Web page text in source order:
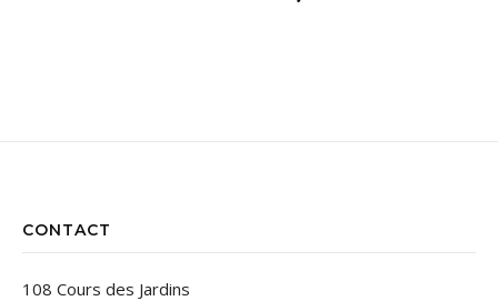
CONTACT
108 Cours des Jardins